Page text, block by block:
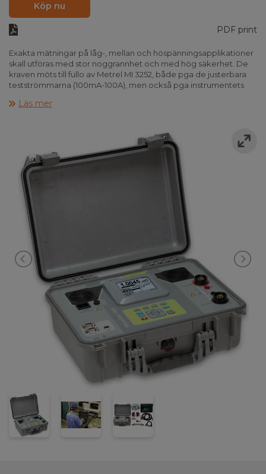
Köp nu
PDF print
Exakta mätningar på låg-, mellan och höspänningsapplikationer
skall utföras med stor noggrannhet och med hög säkerhet. De
kraven möts till fullo av Metrel MI 3252, både pga de justerbara
testströmmarna (100mA-100A), men också pga instrumentets
anslutning, detekterar instrumentet automatiskt kontinuitet i
högspänningsbrytare, där IEC 62271-100 säger att man skall testa
med minst 50A.Möjligheten till att testa med ända upp till 100A
ger mer pålitliga resultat, då belastningen kommer närmare
normala friftsförhållanden.
Metrel MI 3252 har ett mätområde som går från 10 mikroohm
upp till 20 ohm, med en upplösning på 1nanoohm samt en
noggranhet på 0,25% av avläst värde. Denna egenskap gör
instrumentet perfekt till verifikationsmätningar och ger
användaren alla förutsättningar att få noggranna och exakta
resultat. Man sätter in sina gränsvärden i testaren, som man
sedan jämför sina resultat med. Däretfer godkänns eller
kasseras de. Man kan spara upp till 1000 resultat i det interna
minnet som sedan kan analyseras i den medföljande
windowsprogramvaran.
Instrumentet är transportabelt och kommer inbyggt i ett robust
chassi som skyddar mot stötar etc. Instrumentet håller IP-klass
64. Metrel MI 3252 levereras komplett med strömtestledning,
potentialtestledning, krokodilklämmor, windowsprogramvara,
väska, kommunikationkablar, manual och kalibreringscertifikat.
Läs mer